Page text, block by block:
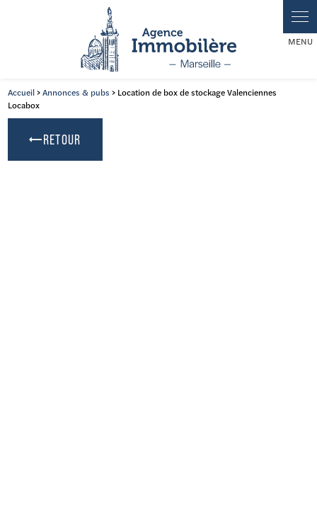
Accueil>Annonces & pubs > Location de box de stockage Valenciennes
Locabox
RETOUR